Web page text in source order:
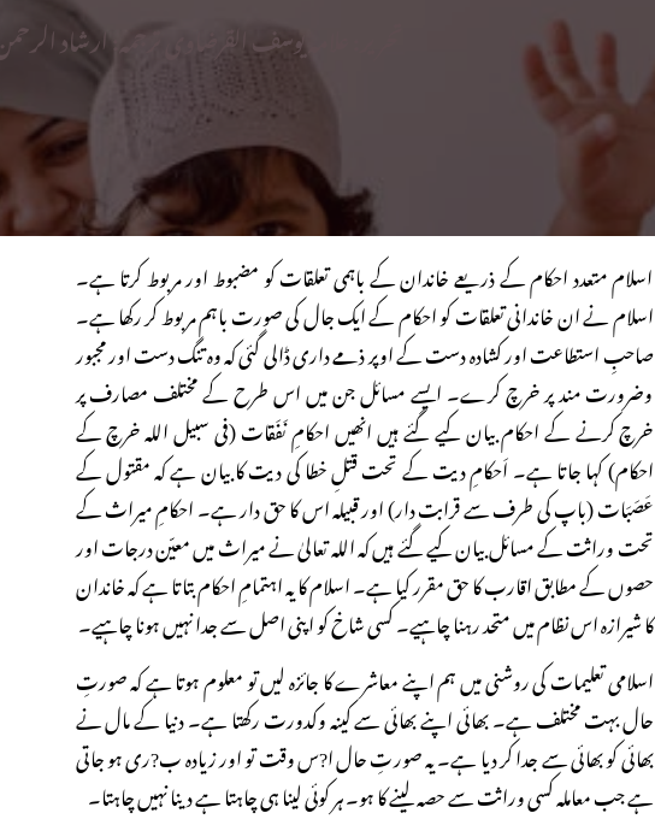
تحریر: علامہ یوسف القرضاوی ترجمہ: ارشاد الرحمن
اسلام متعدد احکام کے ذریعے خاندان کے باہمی تعلقات کو مضبوط اور مربوط کرتا ہے۔
اسلام نے ان خاندانی تعلقات کو احکام کے ایک جال کی صورت باہم مربوط کر رکھا ہے۔
صاحبِ استطاعت اور کشادہ دست کے اوپر ذمے داری ڈالی گئی کہ وہ تنگ دست اور مجبور
وضرورت مند پر خرچ کرے۔ ایسے مسائل جن میں اس طرح کے مختلف مصارف پر
خرچ کرنے کے احکام بیان کیے گئے ہیں انھیں احکامِ نَفَقات (فی سبیل اللہ خرچ کے
احکام) کہا جاتا ہے۔ اَحکامِ دیت کے تحت قتلِ خطا کی دیت کا بیان ہے کہ مقتول کے
عَصَبَات (باپ کی طرف سے قرابت دار) اور قبیلہ اس کا حق دار ہے۔ احکامِ میراث کے
تحت وراثت کے مسائل بیان کیے گئے ہیں کہ اللہ تعالیٰ نے میراث میں معیّن درجات اور
حصوں کے مطابق اقارب کا حق مقرر کیا ہے۔ اسلام کا یہ اہتمامِ احکام بتاتا ہے کہ خاندان
کا شیرازہ اس نظام میں متحد رہنا چاہیے۔ کسی شاخ کو اپنی اصل سے جدا نہیں ہونا چاہیے۔
اسلامی تعلیمات کی روشنی میں ہم اپنے معاشرے کا جائزہ لیں تو معلوم ہوتا ہے کہ صورتِ
حال بہت مختلف ہے۔ بھائی اپنے بھائی سے کینہ وکدورت رکھتا ہے۔ دنیا کے مال نے
بھائی کو بھائی سے جدا کر دیا ہے۔ یہ صورتِ حال ا?س وقت تو اور زیادہ ب?ری ہو جاتی
ہے جب معاملہ کسی وراثت سے حصہ لینے کا ہو۔ ہر کوئی لینا ہی چاہتا ہے دینا نہیں چاہتا۔